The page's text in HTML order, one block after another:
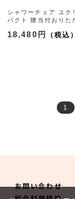
シャワーチェア ユク
パクト 腰当付おりた
18,480円
1
お問い合わせ